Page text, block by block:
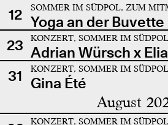
12 SOMMER IM SÜDPOL, ZUM
Yoga an der Buvette
23
KONZERT, SOMMER IM SÜDPOL
Adrian Würsch x
31
KONZERT, SOMMER IM SÜDPOL
Gina Été
August
KONZERT, SOMMER IM SÜDPOL